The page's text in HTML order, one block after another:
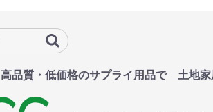
高品質・低価格のサプライ用品で 土地家